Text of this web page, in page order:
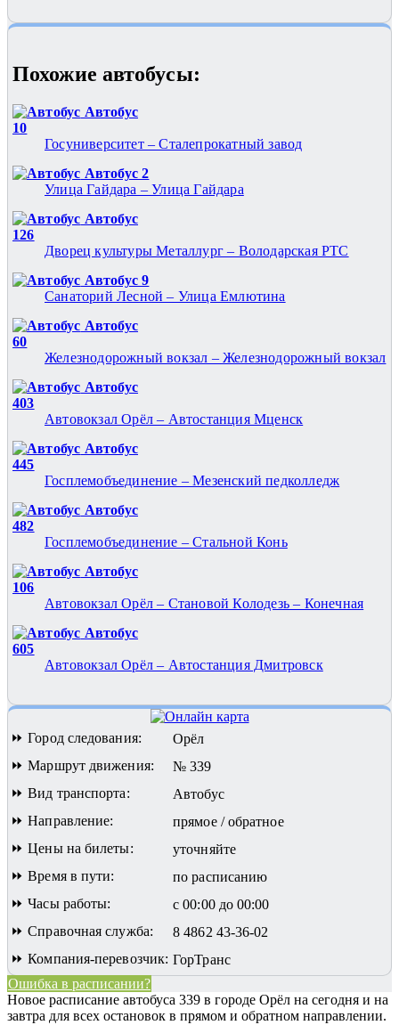
Похожие автобуcы:
Автобус
10
Госуниверситет – Сталепрокатный завод
Автобус 2
Улица Гайдара – Улица Гайдара
Автобус
126
Дворец культуры Металлург – Володарская РТС
Автобус 9
Санаторий Лесной – Улица Емлютина
Автобус
60
Железнодорожный вокзал – Железнодорожный вокзал
Автобус
403
Автовокзал Орёл – Автостанция Мценск
Автобус
445
Госплемобъединение – Мезенский педколледж
Автобус
482
Госплемобъединение – Стальной Конь
Автобус
106
Автовокзал Орёл – Становой Колодезь – Конечная
Автобус
605
Автовокзал Орёл – Автостанция Дмитровск
⏩ Город следования:
Орёл
⏩ Маршрут движения:
№ 339
⏩ Вид транспорта:
Автобус
⏩ Направление:
прямое / обратное
⏩ Цены на билеты:
уточняйте
⏩ Время в пути:
по расписанию
⏩ Часы работы:
с 00:00 до 00:00
⏩ Справочная служба:
8 4862 43-36-02
⏩ Компания-перевозчик: ГорТранс
Ошибка в расписании?
Новое расписание автобуса 339 в городе Орёл на сегодня и на
завтра для всех остановок в прямом и обратном направлении.